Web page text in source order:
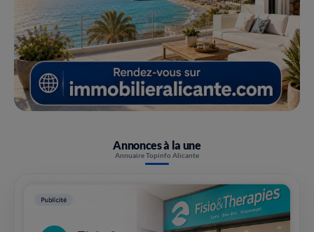
Annonces à la une
Annuaire Topinfo Alicante